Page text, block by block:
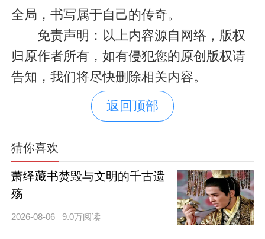
全局，书写属于自己的传奇。
免责声明：以上内容源自网络，版权
归原作者所有，如有侵犯您的原创版权请
告知，我们将尽快删除相关内容。
返回顶部
猜你喜欢
萧绎藏书焚毁与文明的千古遗
殇
2026-08-06 9.0万阅读